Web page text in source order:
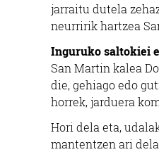
jarraitu dutela
neurririk hartzea
Inguruko saltokiei
San Martin kalea
die, gehiago edo
horrek, jarduera
Hori dela eta,
mantentzen ari